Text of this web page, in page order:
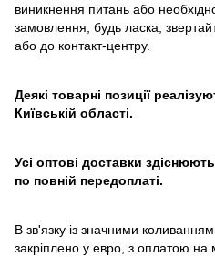
виникнення питань або
замовлення, будь ласка,
або до контакт-центру.
Деякі товарні позиції
Київській області.
Усі оптові доставки
по повній передоплаті.
В зв'язку із значними
закріплено у евро, з оплатою на